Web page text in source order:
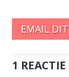
EMAIL DIT
1 REACTIE